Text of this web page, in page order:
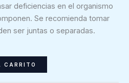
deficiencias en el organismo
Se recomienda tomar
ser juntas o separadas.
CARRITO